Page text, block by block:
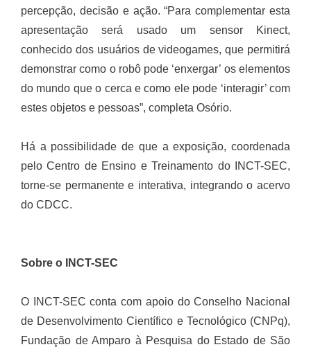
percepção, decisão e ação. “Para complementar esta
apresentação será usado um sensor Kinect,
conhecido dos usuários de videogames, que permitirá
demonstrar como o robô pode ‘enxergar’ os elementos
do mundo que o cerca e como ele pode ‘interagir’ com
estes objetos e pessoas”, completa Osório.
Há a possibilidade de que a exposição, coordenada
pelo Centro de Ensino e Treinamento do INCT-SEC,
torne-se permanente e interativa, integrando o acervo
do CDCC.
Sobre o INCT-SEC
O INCT-SEC conta com apoio do Conselho Nacional
de Desenvolvimento Científico e Tecnológico (CNPq),
Fundação de Amparo à Pesquisa do Estado de São